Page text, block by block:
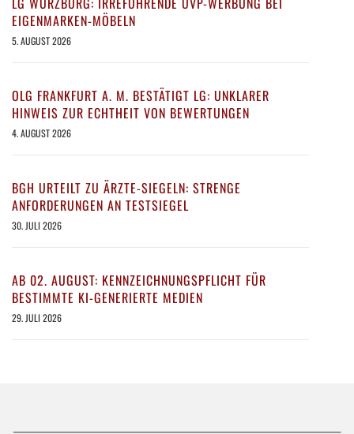
EIGENMARKEN-MÖBELN
5. AUGUST 2026
OLG FRANKFURT A. M. BESTÄTIGT LG: UNKLARER
HINWEIS ZUR ECHTHEIT VON BEWERTUNGEN
4. AUGUST 2026
BGH URTEILT ZU ÄRZTE-SIEGELN: STRENGE
ANFORDERUNGEN AN TESTSIEGEL
30. JULI 2026
AB 02. AUGUST: KENNZEICHNUNGSPFLICHT FÜR
BESTIMMTE KI-GENERIERTE MEDIEN
29. JULI 2026